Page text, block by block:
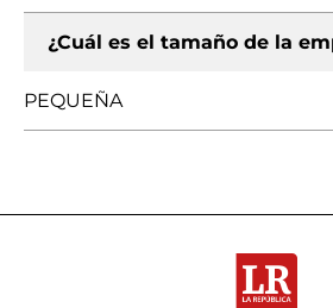
¿Cuál es el tamaño de la
PEQUEÑA